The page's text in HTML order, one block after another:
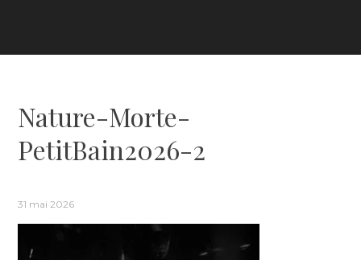
Nature-Morte-
PetitBain2026-2
31 mai 2026